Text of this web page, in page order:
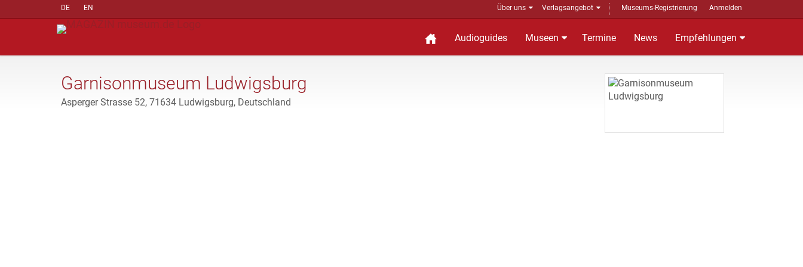
DE EN Über uns Verlagsangebot Museums-Registrierung Anmelden
Audioguides Museen Termine News Empfehlungen
Garnisonmuseum Ludwigsburg
Asperger Strasse 52, 71634 Ludwigsburg, Deutschland